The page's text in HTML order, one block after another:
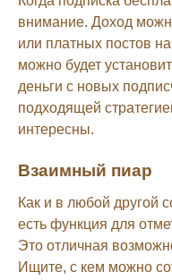
внимание. Доход
или платных постов
можно будет
деньги с новых
подходящей
интересны.
Взаимный пиар
Как и в любой другой
есть функция для
Это отличная
Ищите, с кем можно